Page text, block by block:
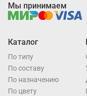
Каталог
По типу
По составу
По назначению
По цвету
Мы принимаем